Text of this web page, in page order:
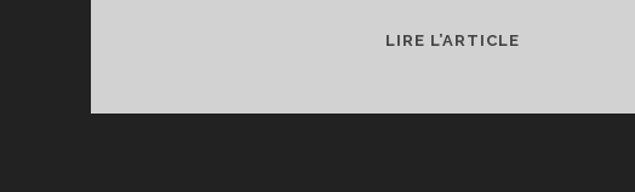
LIRE L’ARTICLE